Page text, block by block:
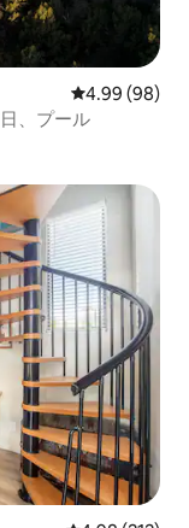
レビュー98件
4.99 (98)
、プール